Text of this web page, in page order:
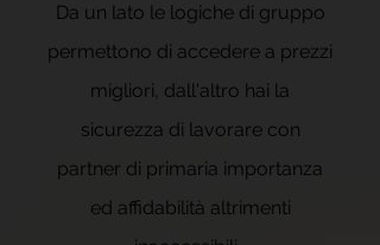
Da un lato le logiche di gruppo
permettono di accedere a prezzi
migliori, dall'altro hai la
sicurezza di lavorare con
partner di primaria importanza
ed affidabilità altrimenti